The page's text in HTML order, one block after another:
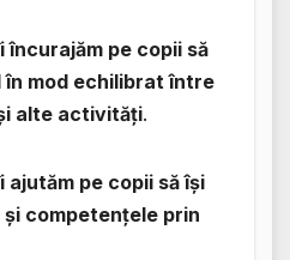
încurajăm pe copii să
mod echilibrat între
alte activități.
ajutăm pe copii să își
competențele prin